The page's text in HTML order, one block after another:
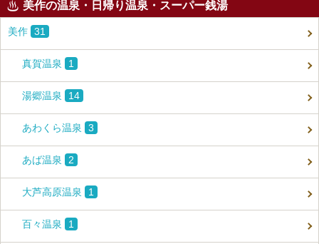
美作の温泉・日帰り温泉・スーパー銭湯
美作 31
真賀温泉 1
湯郷温泉 14
あわくら温泉 3
あば温泉 2
大芦高原温泉 1
百々温泉 1